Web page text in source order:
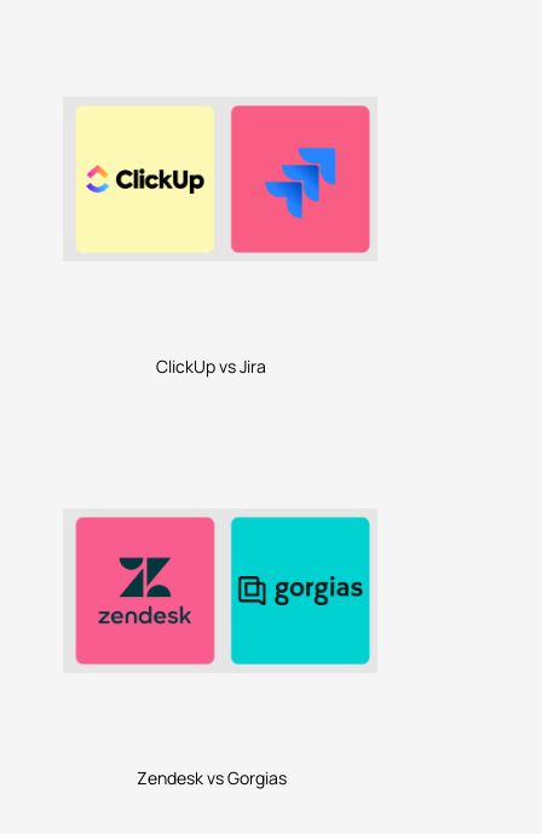
ClickUp vs Jira
Zendesk vs Gorgias